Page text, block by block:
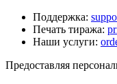
Поддержка:
Печать тиража:
Наши услуги:
Предоставляя